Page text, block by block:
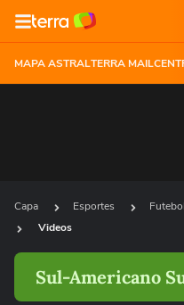
MAPA ASTRALTERRA MAIL
Capa Esportes Futebol
Videos
Sul-Americano